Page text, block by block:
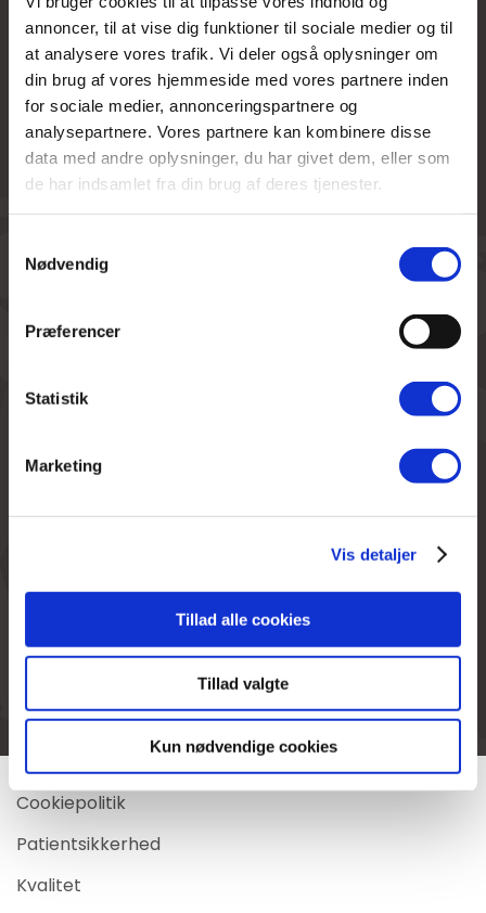
annoncer, til at vise dig funktioner til sociale medier og til
at analysere vores trafik. Vi deler også oplysninger om
din brug af vores hjemmeside med vores partnere inden
for sociale medier, annonceringspartnere og
analysepartnere. Vores partnere kan kombinere disse
data med andre oplysninger, du har givet dem, eller som
de har indsamlet fra din brug af deres tjenester.
Nødvendig
Præferencer
Statistik
Marketing
Vis detaljer
Tillad alle cookies
Tillad valgte
Kun nødvendige cookies
Hele vores organisation arbejder tæt sammen
på tværs af sundhedsfaglige specialer og på
tværs af geografien, for aktivt at udnytte den
nyeste viden om sundhed og menneskelig
adfærd.
Dronninglund
Frederikshavn
BeneFiT Møldrup
BeneFiT Herning
BeneFiT Højbjerg
BeneFiT Karup
BeneFiT Morud
BeneFiT Odense
BeneFiT Osted
BeneFiT Skørping
BeneFiT Stenstrup
BeneFiT Støvring
BeneFiT Søndersø
BeneFiT Thorning
BeneFiT Viborg
Cookiepolitik
Patientsikkerhed
Kvalitet